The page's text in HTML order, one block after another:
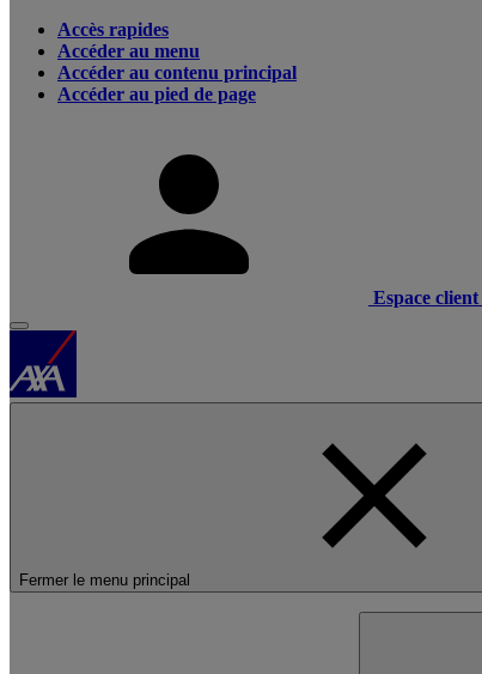
Accès rapides
Accéder au menu
Accéder au contenu principal
Accéder au pied de page
Espace client
Fermer le menu principal